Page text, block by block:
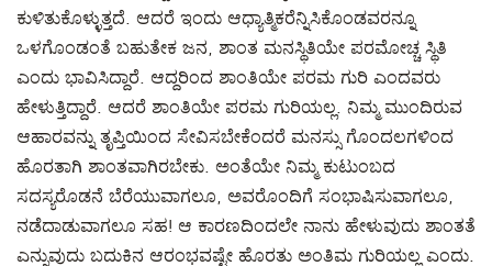
ಕುಳಿತುಕೊಳ್ಳುತ್ತದೆ. ಆದರೆ ಇಂದು ಆಧ್ಯಾತ್ಮಿಕರೆನ್ನಿಸಿಕೊಂಡವರನ್ನೂ
ಒಳಗೊಂಡಂತೆ ಬಹುತೇಕ ಜನ, ಶಾಂತ ಮನಸ್ಥಿತಿಯೇ ಪರಮೋಚ್ಚ ಸ್ಥಿತಿ
ಎಂದು ಭಾವಿಸಿದ್ದಾರೆ. ಆದ್ದರಿಂದ ಶಾಂತಿಯೇ ಪರಮ ಗುರಿ ಎಂದವರು
ಹೇಳುತ್ತಿದ್ದಾರೆ. ಆದರೆ ಶಾಂತಿಯೇ ಪರಮ ಗುರಿಯಲ್ಲ. ನಿಮ್ಮ ಮುಂದಿರುವ
ಆಹಾರವನ್ನು ತೃಪ್ತಿಯಿಂದ ಸೇವಿಸಬೇಕೆಂದರೆ ಮನಸ್ಸು ಗೊಂದಲಗಳಿಂದ
ಹೊರತಾಗಿ ಶಾಂತವಾಗಿರಬೇಕು. ಅಂತೆಯೇ ನಿಮ್ಮ ಕುಟುಂಬದ
ಸದಸ್ಯರೊಡನೆ ಬೆರೆಯುವಾಗಲೂ, ಅವರೊಂದಿಗೆ ಸಂಭಾಷಿಸುವಾಗಲೂ,
ನಡೆದಾಡುವಾಗಲೂ ಸಹ! ಆ ಕಾರಣದಿಂದಲೇ ನಾನು ಹೇಳುವುದು ಶಾಂತತೆ
ಎನ್ನುವುದು ಬದುಕಿನ ಆರಂಭವಷ್ಟೇ ಹೊರತು ಅಂತಿಮ ಗುರಿಯಲ್ಲ ಎಂದು.